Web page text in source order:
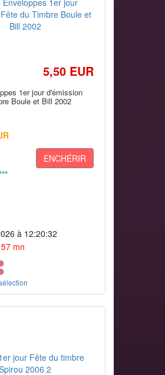
5,50 EUR
1er jour d'émission
Boule et Bill 2002
ENCHÉRIR
à 12:20:32
mn